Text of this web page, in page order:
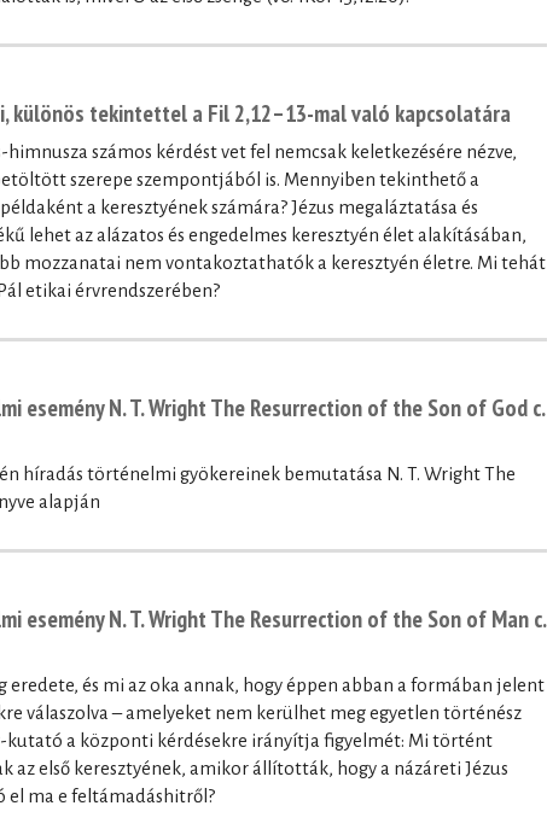
különös tekintettel a Fil 2,12–13-mal való kapcsolatára
számos kérdést vet fel nemcsak keletkezésére nézve,
szerepe szempontjából is. Mennyiben tekinthető a
a keresztyének számára? Jézus megaláztatása és
lehet az alázatos és engedelmes keresztyén élet alakításában,
mozzanatai nem vontakoztathatók a keresztyén életre. Mi tehát
etikai érvrendszerében?
esemény N. T. Wright The Resurrection of the Son of God c.
híradás történelmi gyökereinek bemutatása N. T. Wright The
alapján
esemény N. T. Wright The Resurrection of the Son of Man c.
eredete, és mi az oka annak, hogy éppen abban a formában jelent
válaszolva – amelyeket nem kerülhet meg egyetlen történész
kutató a központi kérdésekre irányítja figyelmét: Mi történt
az első keresztyének, amikor állították, hogy a názáreti Jézus
ma e feltámadáshitről?